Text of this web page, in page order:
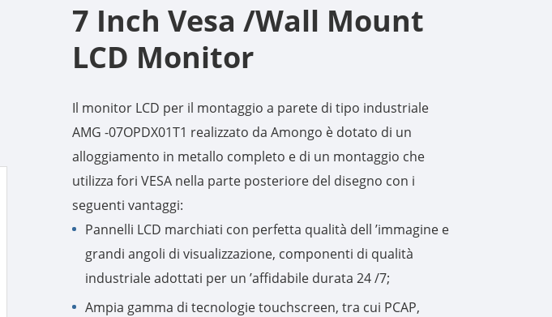
日本語
7 Inch Vesa /Wall Mount
LCD Monitor
Il monitor LCD per il montaggio a parete di tipo industriale
AMG -07OPDX01T1 realizzato da Amongo è dotato di un
alloggiamento in metallo completo e di un montaggio che
utilizza fori VESA nella parte posteriore del disegno con i
seguenti vantaggi:
Pannelli LCD marchiati con perfetta qualità dell ’immagine e
grandi angoli di visualizzazione, componenti di qualità
industriale adottati per un ’affidabile durata 24 /7;
Ampia gamma di tecnologie touchscreen, tra cui PCAP,